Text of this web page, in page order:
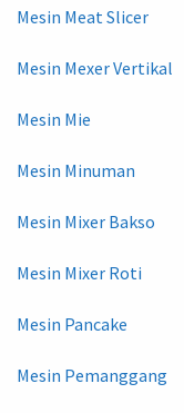
Mesin Meat Slicer
Mesin Mexer Vertikal
Mesin Mie
Mesin Minuman
Mesin Mixer Bakso
Mesin Mixer Roti
Mesin Pancake
Mesin Pemanggang